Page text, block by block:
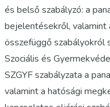
és belső szabályzó: a
bejelentésekről,
összefüggő szabályokról
Szociális és
SZGYF szabályzata a
valamint a hatósági